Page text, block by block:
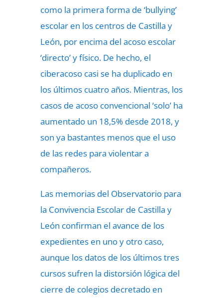
como la primera forma de ‘bullying’
escolar en los centros de Castilla y
León, por encima del acoso escolar
‘directo’ y físico. De hecho, el
ciberacoso casi se ha duplicado en
los últimos cuatro años. Mientras, los
casos de acoso convencional ‘solo’ ha
aumentado un 18,5% desde 2018, y
son ya bastantes menos que el uso
de las redes para violentar a
compañeros.
Las memorias del Observatorio para
la Convivencia Escolar de Castilla y
León confirman el avance de los
expedientes en uno y otro caso,
aunque los datos de los últimos tres
cursos sufren la distorsión lógica del
cierre de colegios decretado en